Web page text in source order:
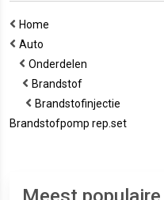
Home
Auto
Onderdelen
Brandstof
Brandstofinjectie
Brandstofpomp rep.set